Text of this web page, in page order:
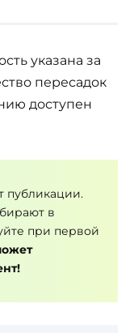
указана за
пересадок
доступен
публикации.
в
при первой